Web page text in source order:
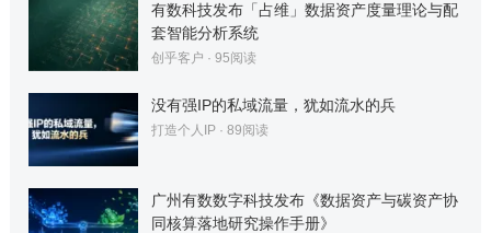
有数科技发布「占维」数据资产度量理论与配
套智能分析系统
创乎客户 · 95阅读
没有强IP的私域流量，犹如流水的兵
打造个人IP· 89阅读
广州有数数字科技发布《数据资产与碳资产协
同核算落地研究操作手册》